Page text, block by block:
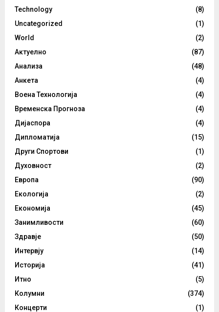
Technology
(8)
Uncategorized
(1)
World
(2)
Актуелно
(87)
Анализа
(48)
Анкета
(4)
Воена Технологија
(4)
Временска Прогноза
(4)
Дијаспора
(4)
Дипломатија
(15)
Други Спортови
(1)
Духовност
(2)
Европа
(90)
Екологија
(2)
Економија
(45)
Занимливости
(60)
Здравје
(50)
Интервју
(14)
Историја
(41)
Итно
(5)
Колумни
(374)
Концерти
(1)